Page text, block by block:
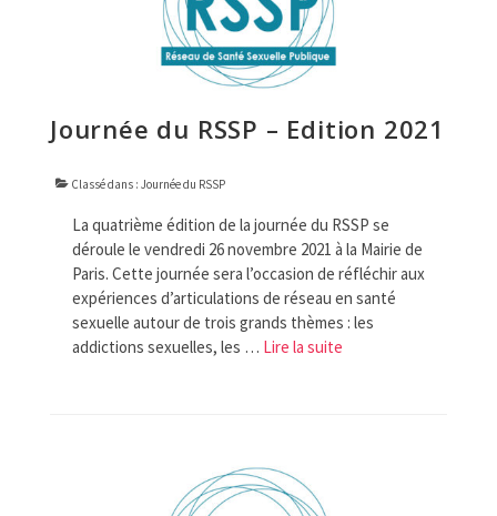
Journée du RSSP – Edition 2021
Classé dans : Journée du RSSP
La quatrième édition de la journée du RSSP se
déroule le vendredi 26 novembre 2021 à la Mairie de
Paris. Cette journée sera l’occasion de réfléchir aux
expériences d’articulations de réseau en santé
sexuelle autour de trois grands thèmes : les
addictions sexuelles, les … Lire la suite­­